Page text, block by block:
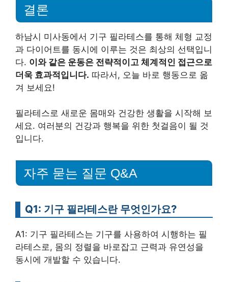
결론
하남시 미사동에서 기구 필라테스를 통해 체형 교정
과 다이어트를 동시에 이루는 것은 최상의 선택입니
다. 이와 같은 운동은 전략적이고 체계적인 접근으로
더욱 효과적입니다. 따라서, 오늘 바로 행동으로 옮
겨 보세요!
필라테스로 새로운 몸매와 건강한 생활을 시작해 보
세요. 여러분의 건강과 행복을 위한 첫걸음이 될 것
입니다.
자주 묻는 질문 Q&A
Q1: 기구 필라테스란 무엇인가요?
A1: 기구 필라테스는 기구를 사용하여 시행하는 필
라테스로, 몸의 정렬을 바로잡고 근력과 유연성을
동시에 개발할 수 있습니다.